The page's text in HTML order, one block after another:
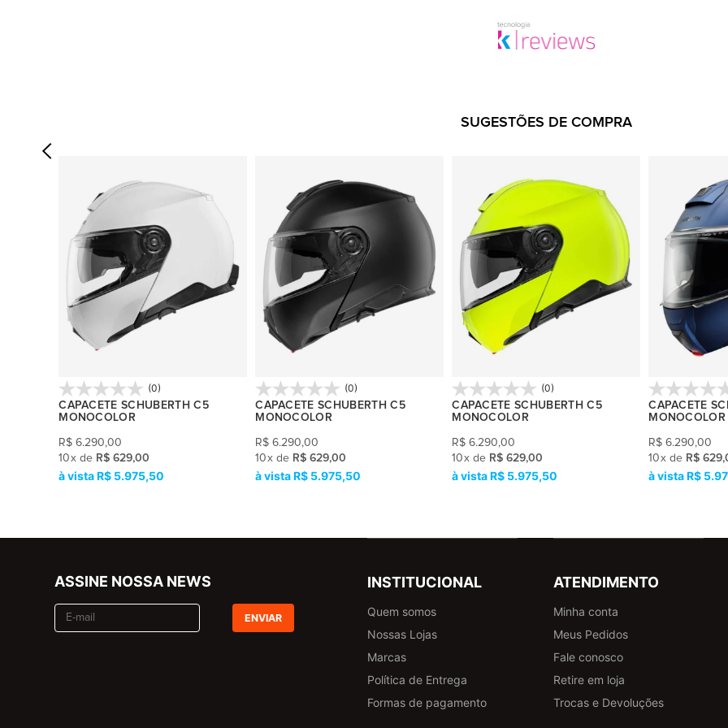
SUGESTÕES DE COMPRA
(0)
CAPACETE SCHUBERTH C5
MONOCOLOR
R$ 6.290,00
10x de R$ 629,00
R$ 5.975,50
(0)
CAPACETE SCHUBERTH C5
MONOCOLOR
R$ 6.290,00
10x de R$ 629,00
R$ 5.975,50
(0)
CAPACETE SCHUBERTH C5
MONOCOLOR
R$ 6.290,00
10x de R$ 629,00
R$ 5.975,50
CAPACETE
MONOCOLOR
R$ 6.290,00
10x de R$
R$
ASSINE NOSSA NEWS
ENVIAR
INSTITUCIONAL
Quem somos
Nossas Lojas
Marcas
Política de Entrega
Formas de pagamento
ATENDIMENTO
Minha conta
Meus Pedidos
Fale conosco
Retire em loja
Trocas e Devoluções